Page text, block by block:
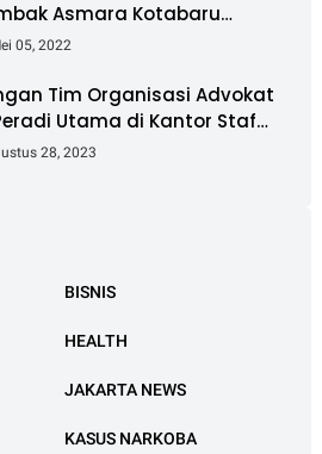
Asmara Kotabaru
Ribuan Pengunjung
05, 2022
Tim Organisasi Advokat
Utama di Kantor Staf
RI Istana Negara
28, 2023
BISNIS
HEALTH
JAKARTA NEWS
KASUS NARKOBA